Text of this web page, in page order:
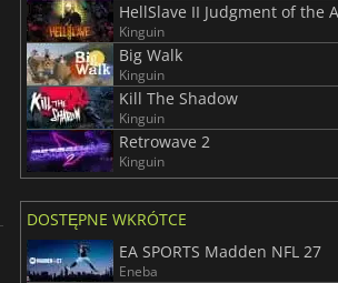
Kinguin
Big Walk
Kinguin
Kill The Shadow
Kinguin
Retrowave 2
Kinguin
DOSTĘPNE WKRÓTCE
EA SPORTS Madden NFL 27
Eneba